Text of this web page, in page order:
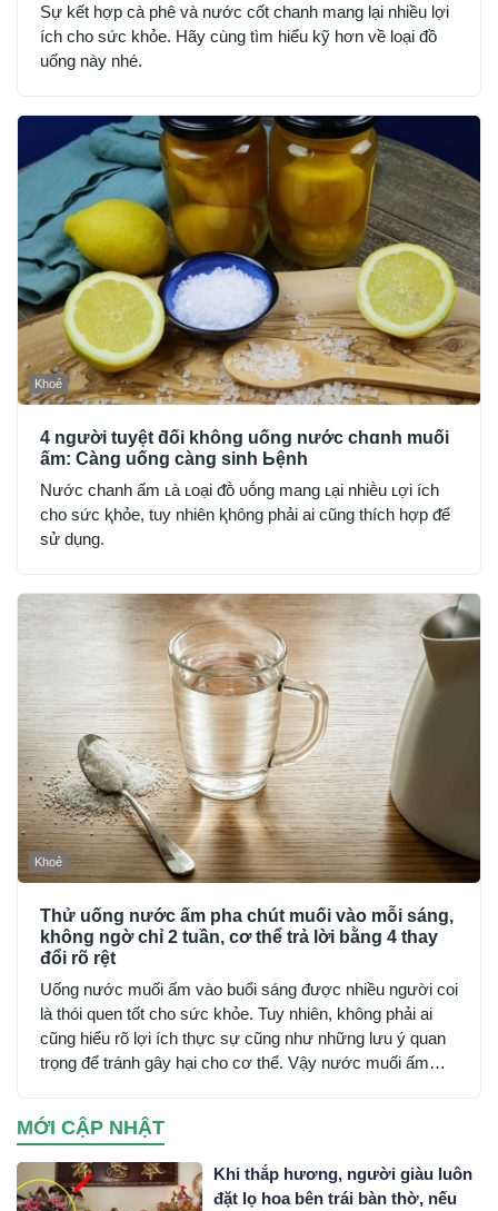
Sự kết hợp cà phê và nước cốt chanh mang lại nhiều lợi
ích cho sức khỏe. Hãy cùng tìm hiểu kỹ hơn về loại đồ
uống này nhé.
Khoẻ
4 người tuyệt ƌối không uống nước chɑnh muối
ấm: Càng uống càng sinh Ьệnh
Nước chanh ấm ʟà ʟoại ᵭṑ ᴜṓng mang ʟại nhiḕu ʟợi ích
cho sức ⱪhỏe, tuy nhiên ⱪhȏng phải ai cũng thích hợp ᵭể
sử dụng.
Khoẻ
Thử uống nước ấm pha chút muối vào mỗi sáng,
không ngờ chỉ 2 tuần, cơ thể trả lời bằng 4 thay
đổi rõ rệt
Uống nước muối ấm vào buổi sáng được nhiều người coi
là thói quen tốt cho sức khỏe. Tuy nhiên, không phải ai
cũng hiểu rõ lợi ích thực sự cũng như những lưu ý quan
trọng để tránh gây hại cho cơ thể. Vậy nước muối ấm
MỚI CẬP NHẬT
Khi thắp hương, người giàu luôn
đặt lọ hoa bên trái bàn thờ, nếu